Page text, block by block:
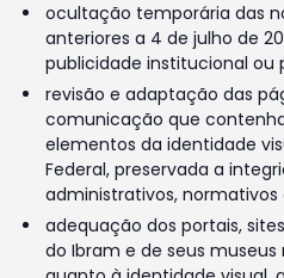
ocultação temporária das
anteriores a 4 de julho de
publicidade institucional ou
revisão e adaptação das
comunicação que
elementos da identidade
Federal, preservada a
administrativos, normativos
adequação dos portais,
do Ibram e de seus museus